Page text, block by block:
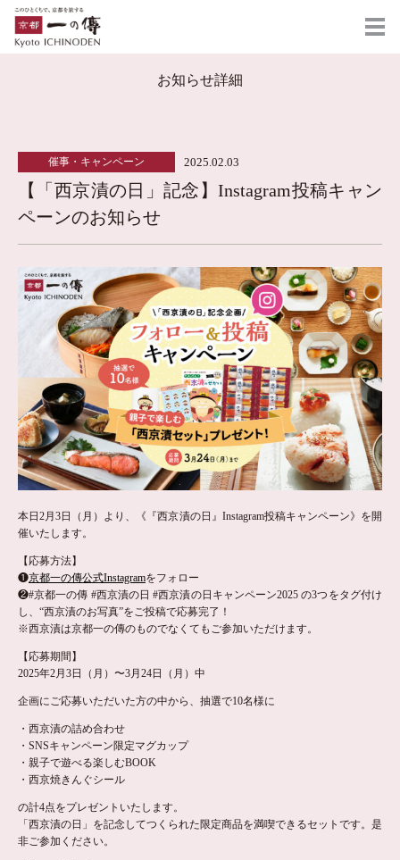
お知らせ詳細
催事・キャンペーン 2025.02.03
【「西京漬の日」記念】Instagram投稿キャン
ペーンのお知らせ
本日2月3日（月）より、《『西京漬の日』Instagram投稿キャンペーン》を開
催いたします。
【応募方法】
❶京都一の傳公式Instagramをフォロー
❷#京都一の傳 #西京漬の日 #西京漬の日キャンペーン2025 の3つをタグ付け
し、“西京漬のお写真”をご投稿で応募完了！
※西京漬は京都一の傳のものでなくてもご参加いただけます。
【応募期間】
2025年2月3日（月）〜3月24日（月）中
企画にご応募いただいた方の中から、抽選で10名様に
・西京漬の詰め合わせ
・SNSキャンペーン限定マグカップ
・親子で遊べる楽しむBOOK
・西京焼きんぐシール
の計4点をプレゼントいたします。
「西京漬の日」を記念してつくられた限定商品を満喫できるセットです。是
非ご参加ください。